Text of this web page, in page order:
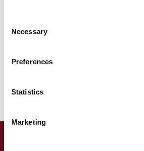
Selection
Necessary
Preferences
Statistics
Marketing